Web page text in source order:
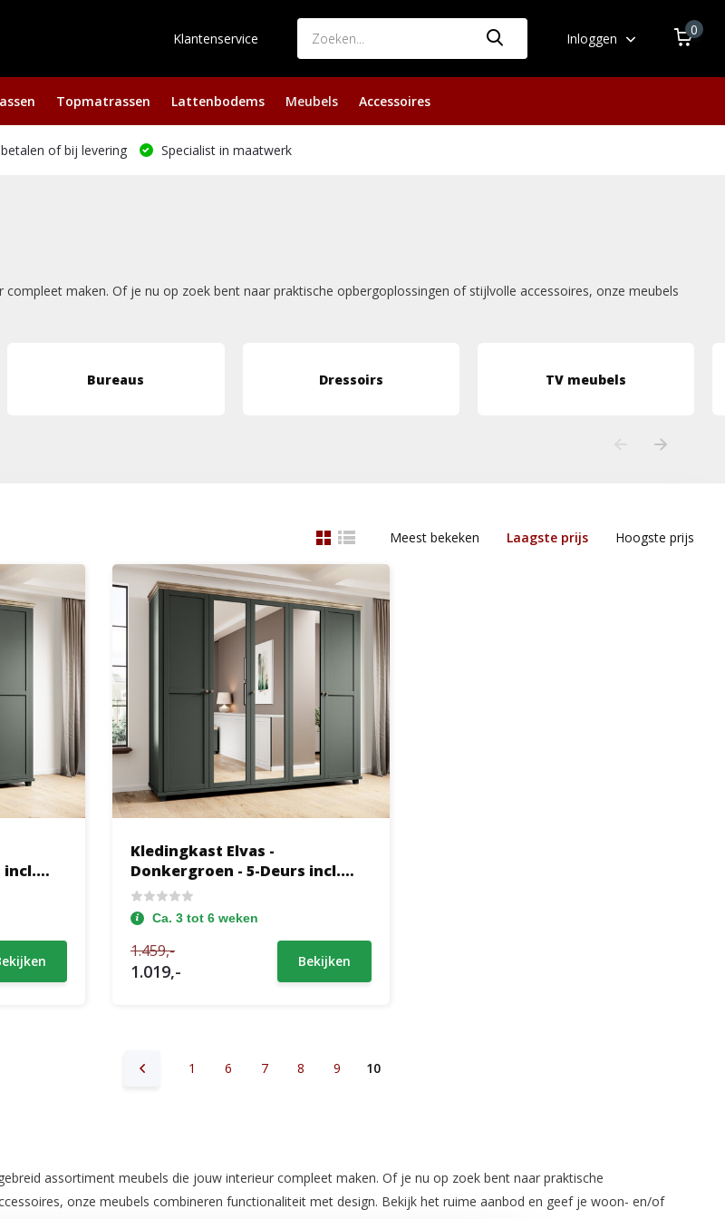
Klantenservice Inloggen
0
Topmatrassen Lattenbodems Meubels Accessoires
of bij levering Specialist in maatwerk
maken. Of je nu op zoek bent naar praktische opbergoplossingen of stijlvolle accessoires, onze meubels
Bureaus Dressoirs TV meubels
Meest bekeken Laagste prijs Hoogste prijs
incl.
Kledingkast Elvas -
Donkergroen - 5-Deurs incl.
Spiegel
Ca. 3 tot 6 weken
1.459,-
1.019,- Bekijken
1 6 7 8 9 10
assortiment meubels die jouw interieur compleet maken. Of je nu op zoek bent naar praktische
onze meubels combineren functionaliteit met design. Bekijk het ruime aanbod en geef je woon- en/of